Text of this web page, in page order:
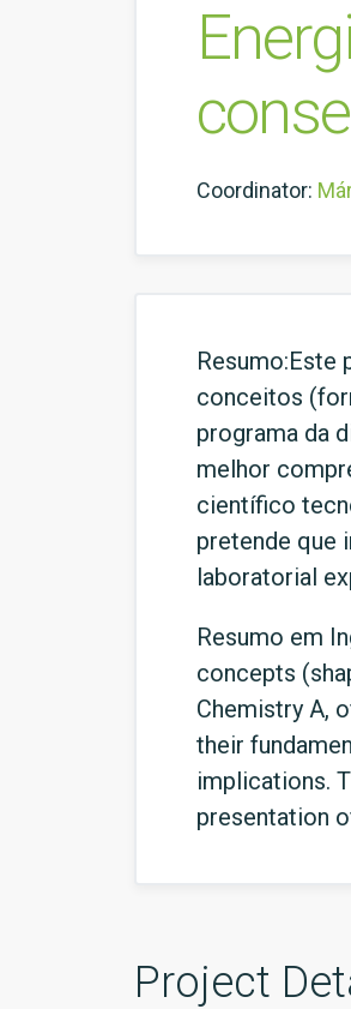
Coordinator:
Resumo:Este
conceitos
programa da
melhor
científico
pretende que
laboratorial
Resumo em
concepts
Chemistry A,
their
implications.
presentation
Project